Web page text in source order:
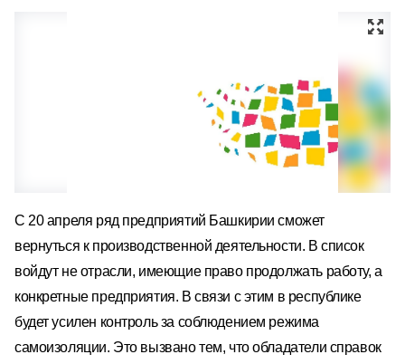
С 20 апреля ряд предприятий Башкирии сможет
вернуться к производственной деятельности. В список
войдут не отрасли, имеющие право продолжать работу, а
конкретные предприятия. В связи с этим в республике
будет усилен контроль за соблюдением режима
самоизоляции. Это вызвано тем, что обладатели справок